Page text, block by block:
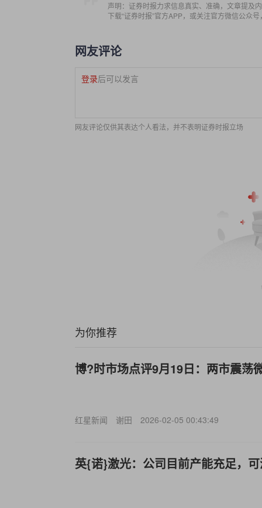
声明：证券时报力求信息真实、准确，文章提及
下载“证券时报”官方APP，或关注官方微信公众
网友评论
登录后可以发言
网友评论仅供其表达个人看法，并不表明证券时报立场
为你推荐
博?时市场点评9月19日：两市震荡
红星新闻 谢田 2026-02-05 00:43:49
英{诺}激光：公司目前产能充足，